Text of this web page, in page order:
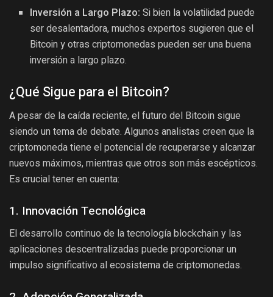
Inversión a Largo Plazo: Si bien la volatilidad puede
ser desalentadora, muchos expertos sugieren que el
Bitcoin y otras criptomonedas pueden ser una buena
inversión a largo plazo.
¿Qué Sigue para el Bitcoin?
A pesar de la caída reciente, el futuro del Bitcoin sigue
siendo un tema de debate. Algunos analistas creen que la
criptomoneda tiene el potencial de recuperarse y alcanzar
nuevos máximos, mientras que otros son más escépticos.
Es crucial tener en cuenta:
1. Innovación Tecnológica
El desarrollo continuo de la tecnología blockchain y las
aplicaciones descentralizadas puede proporcionar un
impulso significativo al ecosistema de criptomonedas.